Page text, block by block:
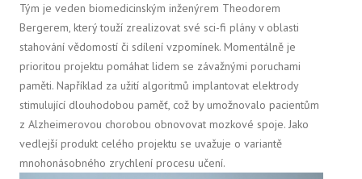
Tým je veden biomedicinským inženýrem Theodorem
Bergerem, který touží zrealizovat své sci-fi plány v oblasti
stahování vědomostí či sdílení vzpomínek. Momentálně je
prioritou projektu pomáhat lidem se závažnými poruchami
paměti. Například za užití algoritmů implantovat elektrody
stimulující dlouhodobou paměť, což by umožnovalo pacientům
z Alzheimerovou chorobou obnovovat mozkové spoje. Jako
vedlejší produkt celého projektu se uvažuje o variantě
mnohonásobného zrychlení procesu učení.